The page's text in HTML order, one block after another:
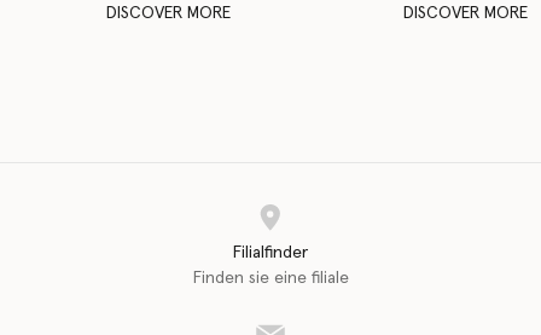
DISCOVER MORE DISCOVER MORE
Filialfinder
Finden sie eine filiale